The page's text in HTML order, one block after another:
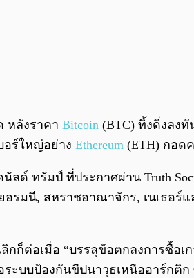
หลังราคา Bitcoin (BTC) ทิ้งดิ่งลง
อร์ใหญ่อย่าง Ethereum (ETH) กอด
ด์ ทรัมป์ ที่ประกาศผ่าน Truth
อรมนี, สหราชอาณาจักร, เนเธ
ก็ต่อเมื่อ “บรรลุข้อตกลงการซื้อ
ระบบป้องกันขีปนาวุธเหนืออาร์ก